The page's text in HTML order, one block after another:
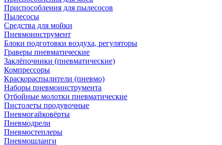
Приспособления для пылесосов
Пылесосы
Средства для мойки
Пневмоинструмент
Блоки подготовки воздуха, регуляторы
Граверы пневматические
Заклёпочники (пневматические)
Компрессоры
Краскораспылители (пневмо)
Наборы пневмоинструмента
Отбойные молотки пневматические
Пистолеты продувочные
Пневмогайковёрты
Пневмодрели
Пневмостеплеры
Пневмошланги